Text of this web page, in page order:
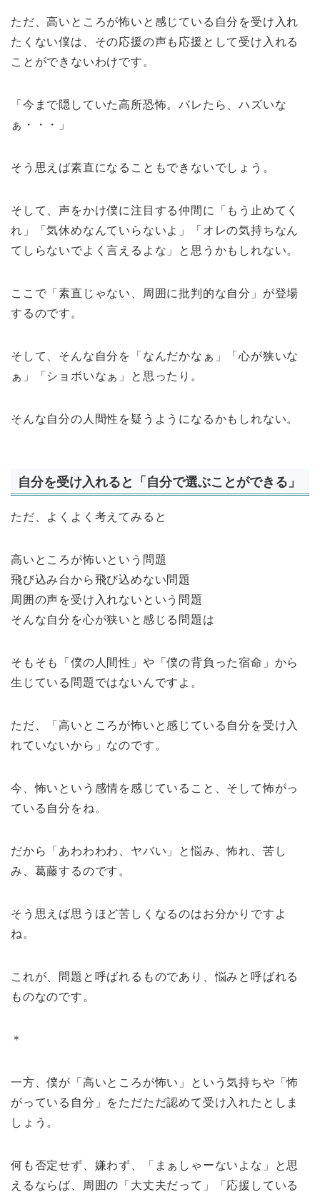
ただ、高いところが怖いと感じている自分を受け入れ
たくない僕は、その応援の声も応援として受け入れる
ことができないわけです。
「今まで隠していた高所恐怖。バレたら、ハズいな
ぁ・・・」
そう思えば素直になることもできないでしょう。
そして、声をかけ僕に注目する仲間に「もう止めてく
れ」「気休めなんていらないよ」「オレの気持ちなん
てしらないでよく言えるよな」と思うかもしれない。
ここで「素直じゃない、周囲に批判的な自分」が登場
するのです。
そして、そんな自分を「なんだかなぁ」「心が狭いな
ぁ」「ショボいなぁ」と思ったり。
そんな自分の人間性を疑うようになるかもしれない。
自分を受け入れると「自分で選ぶことができる」
ただ、よくよく考えてみると
高いところが怖いという問題
飛び込み台から飛び込めない問題
周囲の声を受け入れないという問題
そんな自分を心が狭いと感じる問題は
そもそも「僕の人間性」や「僕の背負った宿命」から
生じている問題ではないんですよ。
ただ、「高いところが怖いと感じている自分を受け入
れていないから」なのです。
今、怖いという感情を感じていること、そして怖がっ
ている自分をね。
だから「あわわわわ、ヤバい」と悩み、怖れ、苦し
み、葛藤するのです。
そう思えば思うほど苦しくなるのはお分かりですよ
ね。
これが、問題と呼ばれるものであり、悩みと呼ばれる
ものなのです。
＊
一方、僕が「高いところが怖い」という気持ちや「怖
がっている自分」をただただ認めて受け入れたとしま
しょう。
何も否定せず、嫌わず、「まぁしゃーないよな」と思
えるならば、周囲の「大丈夫だって」「応援している